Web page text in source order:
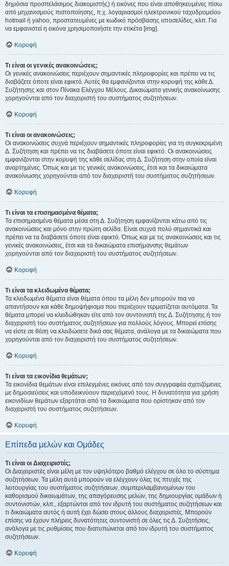
δημόσια προσπελάσιμος διακομιστής) ή εικόνες που είναι αποθηκευμένες πίσω
από μηχανισμούς πιστοποίησης, π.χ. λογαριασμοί ηλεκτρονικού ταχυδρομείου
hotmail ή yahoo, προστατευμένες με κωδικό πρόσβασης ιστοσελίδες, κλπ. Για
να εμφανιστεί η εικόνα χρησιμοποιήστε την ετικέτα [img].
Κορυφή
Τι είναι οι γενικές ανακοινώσεις;
Οι γενικές ανακοινώσεις περιέχουν σημαντικές πληροφορίες και πρέπει να τις
διαβάζετε όποτε είναι εφικτό. Αυτές θα εμφανίζονται στην κορυφή της κάθε Δ.
Συζήτησης και στον Πίνακα Ελέγχου Μέλους. Δικαιώματα γενικής ανακοίνωσης
χορηγούνται από τον διαχειριστή του συστήματος συζητήσεων.
Κορυφή
Τι είναι οι ανακοινώσεις;
Οι ανακοινώσεις συχνά περιέχουν σημαντικές πληροφορίες για τη συγκεκριμένη
Δ. Συζήτηση και πρέπει να τις διαβάσετε όποτε είναι εφικτό. Οι ανακοινώσεις
εμφανίζονται στην κορυφή της κάθε σελίδας στη Δ. Συζήτηση στην οποία είναι
αναρτημένες. Όπως και με τις γενικές ανακοινώσεις, έτσι και τα δικαιώματα
ανακοίνωσης χορηγούνται από τον διαχειριστή του συστήματος συζητήσεων.
Κορυφή
Τι είναι τα επισημασμένα θέματα;
Τα επισημασμένα θέματα μέσα στη Δ. Συζήτηση εμφανίζονται κάτω από τις
ανακοινώσεις και μόνο στην πρώτη σελίδα. Είναι συχνά πολύ σημαντικά και
πρέπει να τα διαβάσετε όποτε είναι εφικτό. Όπως και με τις ανακοινώσεις και τις
γενικές ανακοινώσεις, έτσι και τα δικαιώματα επισήμανσης θεμάτων
χορηγούνται από τον διαχειριστή του συστήματος συζητήσεων.
Κορυφή
Τι είναι τα κλειδωμένα θέματα;
Τα κλειδωμένα θέματα είναι θέματα όπου τα μέλη δεν μπορούν πια να
απαντήσουν και κάθε δημοψήφισμα που περιέχουν τερματίζεται αυτόματα. Τα
θέματα μπορεί να κλειδώθηκαν είτε από τον συντονιστή της Δ. Συζήτησης ή τον
διαχειριστή του συστήματος συζητήσεων για πολλούς λόγους. Μπορεί επίσης
να είστε σε θέση να κλειδώσετε δικά σας θέματα, ανάλογα με τα δικαιώματα που
χορηγούνται από τον διαχειριστή του συστήματος συζητήσεων.
Κορυφή
Τι είναι τα εικονίδια θεμάτων;
Τα εικονίδια θεμάτων είναι επιλεγμένες εικόνες από τον συγγραφέα σχετιζόμενες
με δημοσιεύσεις και υποδεικνύουν περιεχόμενό τους. Η δυνατότητα για χρήση
εικονιδίων θεμάτων εξαρτάται από τα δικαιώματα που ορίστηκαν από τον
διαχειριστή του συστήματος συζητήσεων.
Κορυφή
Επίπεδα μελών και Ομάδες
Τι είναι οι Διαχειριστές;
Οι Διαχειριστές είναι μέλη με τον υψηλότερο βαθμό ελέγχου σε όλο το σύστημα
συζητήσεων. Τα μέλη αυτά μπορούν να ελέγχουν όλες τις πτυχές της
λειτουργίας του συστήματος συζητήσεων, συμπεριλαμβανομένων του
καθορισμού δικαιωμάτων, της απαγόρευσης μελών, της δημιουργίας ομάδων ή
συντονιστών, κλπ., εξαρτώνται από τον ιδρυτή του συστήματος συζητήσεων και
τι δικαιώματα αυτός ή αυτή έχει δώσει στους άλλους διαχειριστές. Μπορούν
επίσης να έχουν πλήρεις δυνατότητες συντονιστή σε όλες τις Δ. Συζητήσεις,
ανάλογα με τις ρυθμίσεις που διατυπώνεται από τον ιδρυτή του συστήματος
συζητήσεων.
Κορυφή